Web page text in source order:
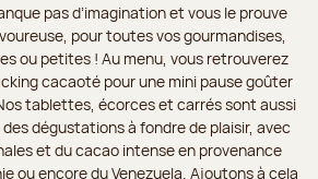
pas d’imagination et vous le prouve
pour toutes vos gourmandises,
ou petites ! Au menu, vous retrouverez
cacaoté pour une mini pause goûter
tablettes, écorces et carrés sont aussi
dégustations à fondre de plaisir, avec
et du cacao intense en provenance
ou encore du Venezuela. Ajoutons à cela